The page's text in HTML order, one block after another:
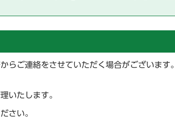
らご連絡をさせていただく場合がございま
いたします。
さい。